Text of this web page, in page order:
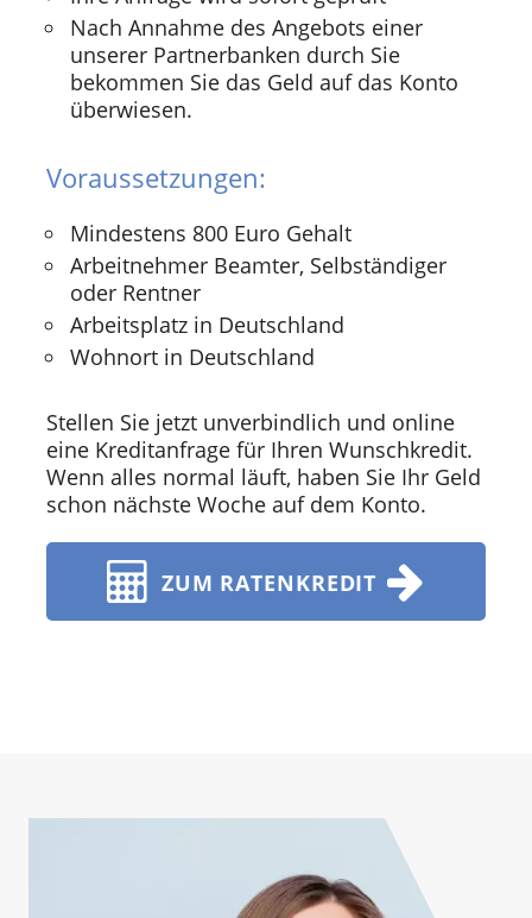
Nach Annahme des Angebots einer
unserer Partnerbanken durch Sie
bekommen Sie das Geld auf das Konto
überwiesen.
Voraussetzungen:
Mindestens 800 Euro Gehalt
Arbeitnehmer Beamter, Selbständiger
oder Rentner
Arbeitsplatz in Deutschland
Wohnort in Deutschland
Stellen Sie jetzt unverbindlich und online
eine Kreditanfrage für Ihren Wunschkredit.
Wenn alles normal läuft, haben Sie Ihr Geld
schon nächste Woche auf dem Konto.
ZUM RATENKREDIT